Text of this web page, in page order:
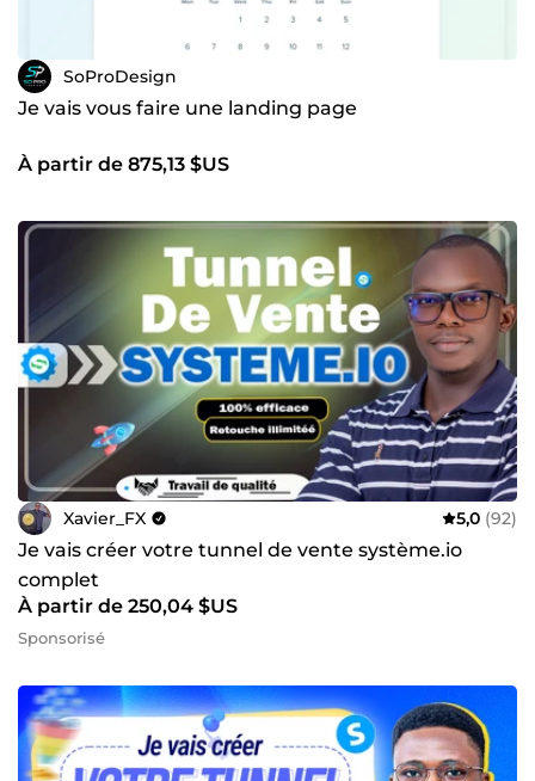
SoProDesign
Je vais vous faire une landing page
À partir de 875,13 $US
Xavier_FX 5,0 (92)
Je vais créer votre tunnel de vente système.io
complet
À partir de 250,04 $US
Sponsorisé